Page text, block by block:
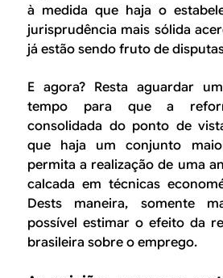
à medida que haja o
jurisprudência mais sólida
já estão sendo fruto de
E agora? Resta aguardar
tempo para que a
consolidada do ponto de
que haja um conjunto
permita a realização de uma
calcada em técnicas
Dests maneira, somente
possível estimar o efeito da
brasileira sobre o emprego.